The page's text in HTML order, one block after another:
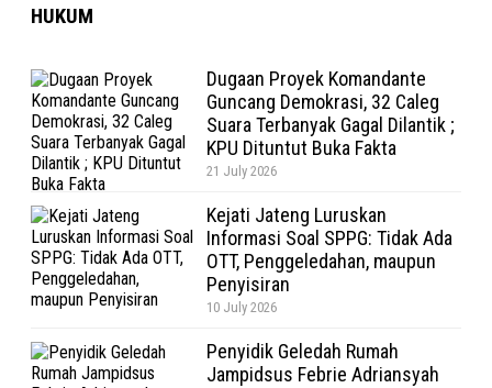
HUKUM
Dugaan Proyek Komandante
Guncang Demokrasi, 32 Caleg
Suara Terbanyak Gagal Dilantik ;
KPU Dituntut Buka Fakta
21 July 2026
Kejati Jateng Luruskan
Informasi Soal SPPG: Tidak Ada
OTT, Penggeledahan, maupun
Penyisiran
10 July 2026
Penyidik Geledah Rumah
Jampidsus Febrie Adriansyah